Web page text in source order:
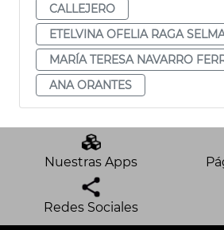
CALLEJERO
ETELVINA OFELIA RAGA
MARÍA TERESA NAVARRO
ANA ORANTES
Nuestras Apps
Redes Sociales